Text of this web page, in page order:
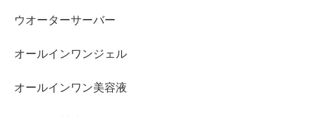
ウオーターサーバー
オールインワンジェル
オールインワン美容液